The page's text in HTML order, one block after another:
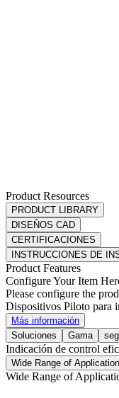
Product Resources
PRODUCT LIBRARY
DISEÑOS CAD
CERTIFICACIONES
INSTRUCCIONES DE
Product Features
Configure Your Item
Please configure the
Dispositivos Piloto para
Más información
Soluciones
Gama
Indicación de control
Wide Range of
Wide Range of